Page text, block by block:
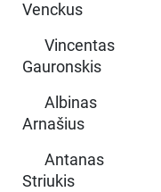
Venckus
Vincentas
Gauronskis
Albinas
Arnašius
Antanas
Striukis